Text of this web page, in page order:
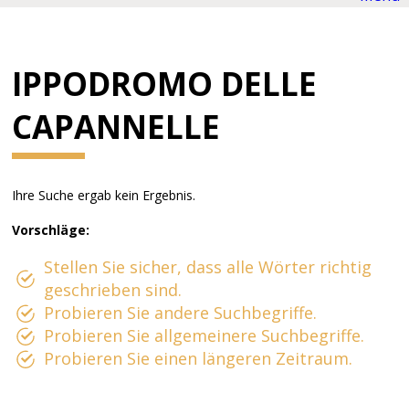
IPPODROMO DELLE
CAPANNELLE
Ihre Suche ergab kein Ergebnis.
Vorschläge:
Stellen Sie sicher, dass alle Wörter richtig
geschrieben sind.
Probieren Sie andere Suchbegriffe.
Probieren Sie allgemeinere Suchbegriffe.
Probieren Sie einen längeren Zeitraum.